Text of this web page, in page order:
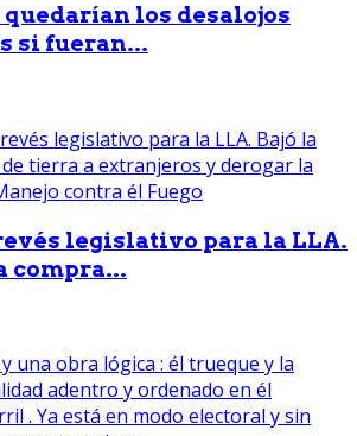
quedarían los desalojos
si fueran...
legislativo para la LLA.
compra...